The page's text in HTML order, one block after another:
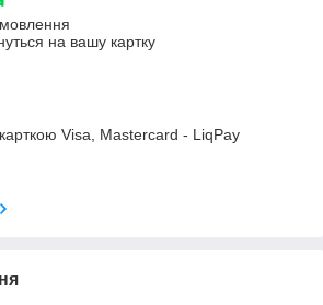
на вашу картку
Visa, Mastercard - LiqPay